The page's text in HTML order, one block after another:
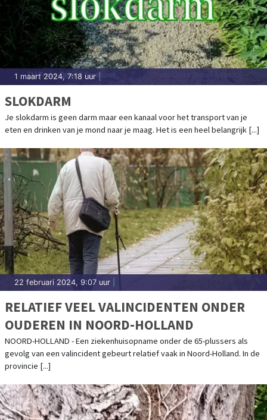
1 maart 2024, 7:18 uur
SLOKDARM
Je slokdarm is geen darm maar een kanaal voor het transport van je
eten en drinken van je mond naar je maag. Het is een heel belangrijk [...]
22 februari 2024, 9:07 uur
RELATIEF VEEL VALINCIDENTEN ONDER
OUDEREN IN NOORD-HOLLAND
NOORD-HOLLAND - Een ziekenhuisopname onder de 65-plussers als
gevolg van een valincident gebeurt relatief vaak in Noord-Holland. In de
provincie [...]